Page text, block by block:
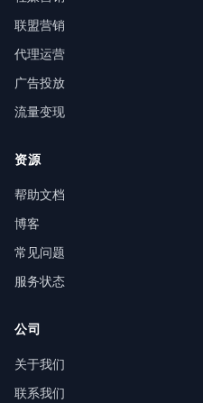
联盟营销
代理运营
广告投放
流量变现
资源
帮助文档
博客
常见问题
服务状态
公司
关于我们
联系我们